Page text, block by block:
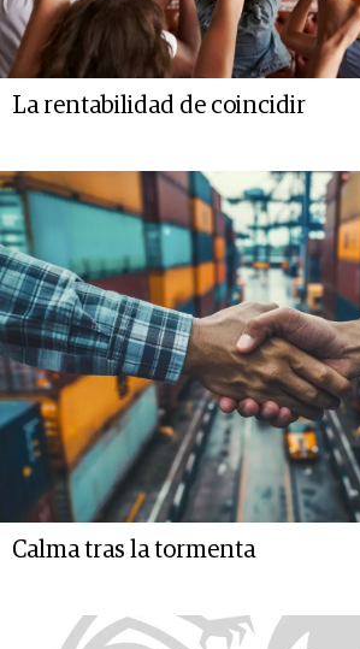
La rentabilidad de coincidir
Calma tras la tormenta